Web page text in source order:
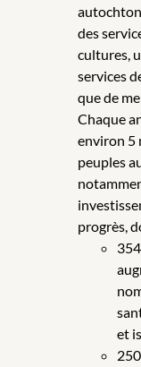
des
cultures,
services
que de
Chaque
environ 5
peuples
progrès,
et